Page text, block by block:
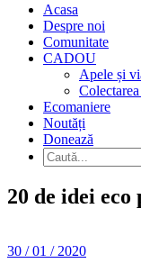
Acasa
Despre noi
Comunitate
CADOU
Apele și
Ecomaniere
Noutăți
Donează
20 de idei eco
30 / 01 / 2020